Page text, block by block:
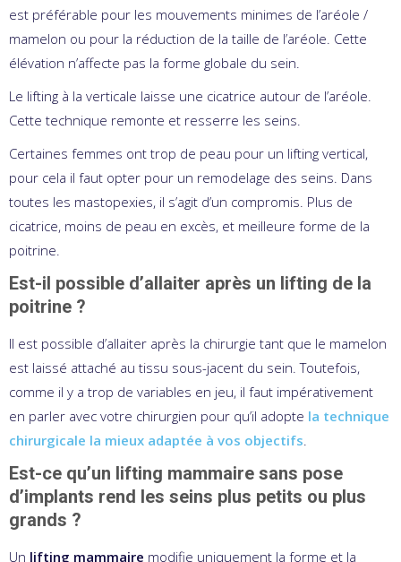
est préférable pour les mouvements minimes de l’aréole /
mamelon ou pour la réduction de la taille de l’aréole. Cette
élévation n’affecte pas la forme globale du sein.
Le lifting à la verticale laisse une cicatrice autour de l’aréole.
Cette technique remonte et resserre les seins.
Certaines femmes ont trop de peau pour un lifting vertical,
pour cela il faut opter pour un remodelage des seins. Dans
toutes les mastopexies, il s’agit d’un compromis. Plus de
cicatrice, moins de peau en excès, et meilleure forme de la
poitrine.
Est-il possible d’allaiter après un lifting de la
poitrine ?
Il est possible d’allaiter après la chirurgie tant que le mamelon
est laissé attaché au tissu sous-jacent du sein. Toutefois,
comme il y a trop de variables en jeu, il faut impérativement
en parler avec votre chirurgien pour qu’il adopte la technique
chirurgicale la mieux adaptée à vos objectifs.
Est-ce qu’un lifting mammaire sans pose
d’implants rend les seins plus petits ou plus
grands ?
Un lifting mammaire modifie uniquement la forme et la